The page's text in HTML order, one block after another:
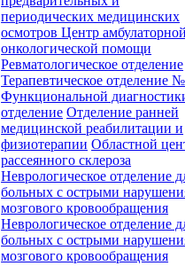
периодических медицинских
осмотровЦентр амбулаторной
онкологической помощи
Ревматологическое отделение
Терапевтическое отделение
Функциональной
отделение Отделение ранней
медицинской реабилитации и
физиотерапии Областной
рассеянного склероза
Неврологическое отделение
больных с острыми
мозгового кровообращения
Неврологическое отделение
больных с острыми
мозгового кровообращения